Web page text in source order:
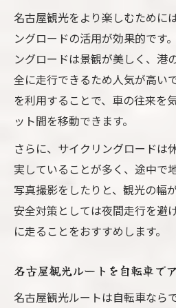
名古屋観光をより楽しむために
ングロードの活用が効果的です
ングロードは景観が美しく、港
全に走行できるため人気が高い
を利用することで、車の往来を
ット間を移動できます。
さらに、サイクリングロードは
実していることが多く、途中で
写真撮影をしたりと、観光の幅
安全対策としては夜間走行を避
に走ることをおすすめします。
名古屋観光ルートを自転車で
名古屋観光ルートは自転車なら